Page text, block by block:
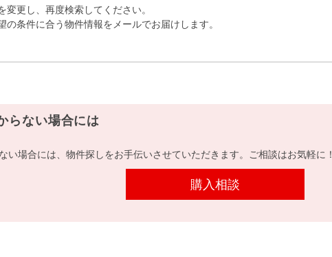
購入ガイド
売却ガイド
更し、再度検索してください。
の条件に合う物件情報をメールでお届けします。
らない場合には
い場合には、物件探しをお手伝いさせていただきます。ご相談はお気軽に！
購入相談